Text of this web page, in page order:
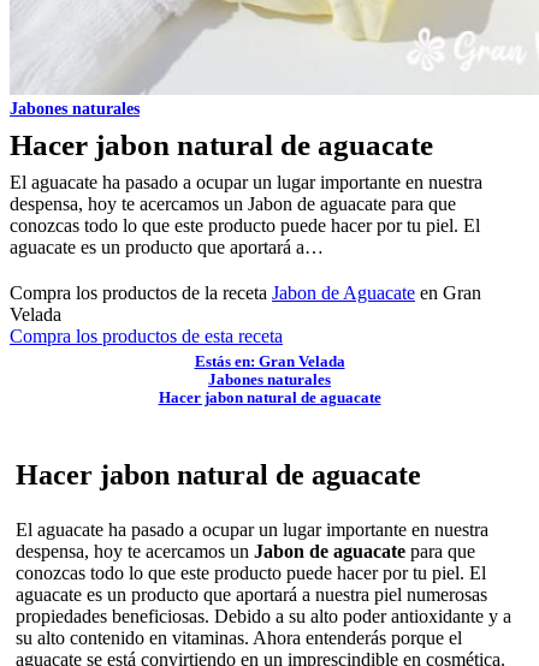
Jabones naturales
Hacer jabon natural de aguacate
El aguacate ha pasado a ocupar un lugar importante en nuestra
despensa, hoy te acercamos un Jabon de aguacate para que
conozcas todo lo que este producto puede hacer por tu piel. El
aguacate es un producto que aportará a…
Compra los productos de la receta Jabon de Aguacate en Gran
Velada
Compra los productos de esta receta
Estás en: Gran Velada
Jabones naturales
Hacer jabon natural de aguacate
Hacer jabon natural de aguacate
El aguacate ha pasado a ocupar un lugar importante en nuestra
despensa, hoy te acercamos un Jabon de aguacate para que
conozcas todo lo que este producto puede hacer por tu piel. El
aguacate es un producto que aportará a nuestra piel numerosas
propiedades beneficiosas. Debido a su alto poder antioxidante y a
su alto contenido en vitaminas. Ahora entenderás porque el
aguacate se está convirtiendo en un imprescindible en cosmética.